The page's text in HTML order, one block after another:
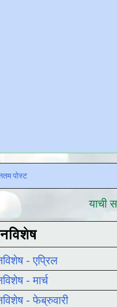
पोस्ट
याची
- एप्रिल
- मार्च
- फेब्रुवारी